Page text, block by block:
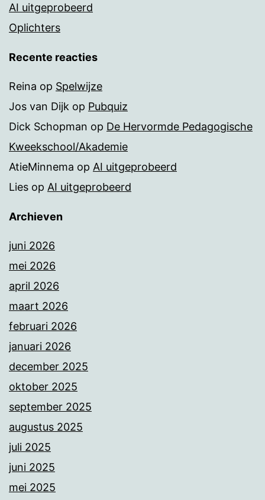
AI uitgeprobeerd
Oplichters
Recente reacties
Reina op Spelwijze
Jos van Dijk op Pubquiz
Dick Schopman op De Hervormde Pedagogische
Kweekschool/Akademie
AtieMinnema op AI uitgeprobeerd
Lies op AI uitgeprobeerd
Archieven
juni 2026
mei 2026
april 2026
maart 2026
februari 2026
januari 2026
december 2025
oktober 2025
september 2025
augustus 2025
juli 2025
juni 2025
mei 2025